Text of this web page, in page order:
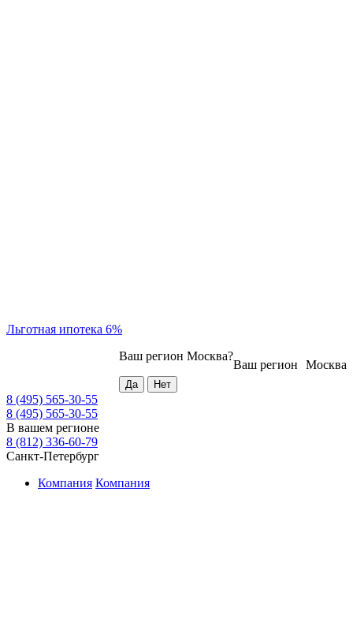
Льготная ипотека 6%
Москва
Ваш регион
Ваш регион Москва?
8 (495) 565-30-55
8 (495) 565-30-55
В вашем регионе
8 (812) 336-60-79
Санкт-Петербург
Компания Компания